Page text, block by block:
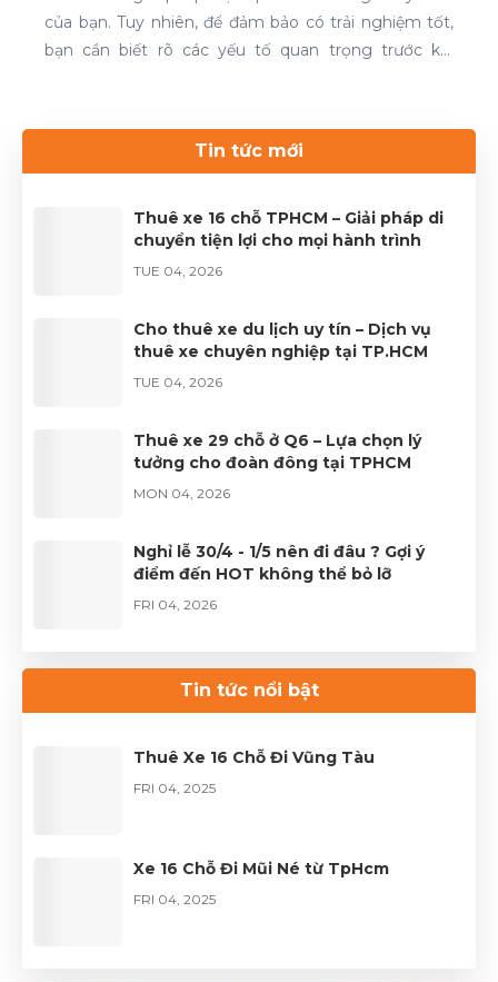
của bạn. Tuy nhiên, để đảm bảo có trải nghiệm tốt,
bạn cần biết rõ các yếu tố quan trọng trước khi
dịch vụ thuê xe uy tín, hãy liên hệ với Thuê xe Phong
Cảnh để được phục vụ tốt nhất.Liên hệ 0899 78
Tin tức mới
Thuê xe 16 chỗ TPHCM – Giải pháp di
chuyển tiện lợi cho mọi hành trình
TUE 04, 2026
Cho thuê xe du lịch uy tín – Dịch vụ
thuê xe chuyên nghiệp tại TP.HCM
TUE 04, 2026
Thuê xe 29 chỗ ở Q6 – Lựa chọn lý
tưởng cho đoàn đông tại TPHCM
MON 04, 2026
Nghỉ lễ 30/4 - 1/5 nên đi đâu ? Gợi ý
điểm đến HOT không thể bỏ lỡ
FRI 04, 2026
– Hành trình đầy trọn vẹn
FRI 04, 2026
Tin tức nổi bật
Thuê Xe 16 Chỗ Đi Vũng Tàu
FRI 04, 2025
Xe 16 Chỗ Đi Mũi Né từ TpHcm
FRI 04, 2025